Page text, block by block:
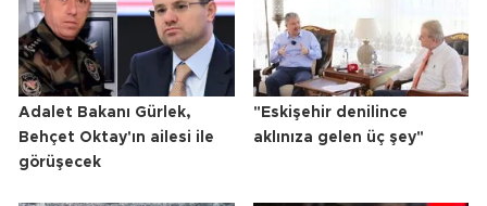
Adalet Bakanı Gürlek,
Behçet Oktay'ın ailesi ile
görüşecek
"Eskişehir denilince
aklınıza gelen üç şey"